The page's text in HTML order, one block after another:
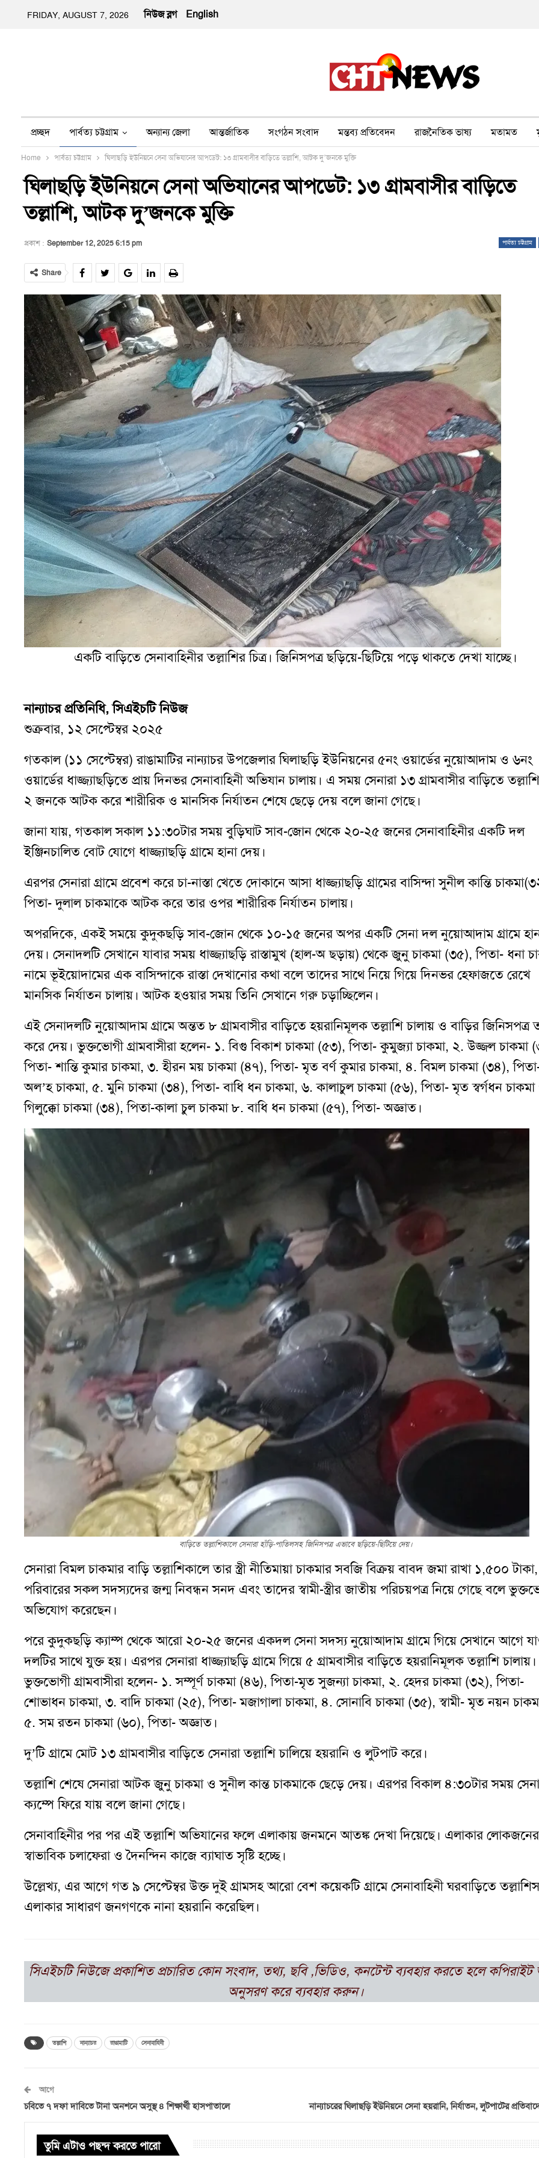
FRIDAY, AUGUST 7, 2026 নিউজ ব্লগ English
প্রচ্ছদ পার্বত্য চট্টগ্রাম অন্যান্য জেলা আন্তর্জাতিক সংগঠন সংবাদ মন্তব্য প্রতিবেদন রাজনৈতিক ভাষ্য মতামত
অন্য মিডিয়া ইতিহাস জীবন-যাপন তথ্য প্রযুক্তি নারীর ওপর সহিংসতা বন, পরিবেশ, পর্যটন
Home পার্বত্য চট্টগ্রাম ঘিলাছড়ি ইউনিয়নে সেনা অভিযানের আপডেট: ১৩ গ্রামবাসীর বাড়িতে তল্লাশি, আটক দু’জনকে মুক্তি
ঘিলাছড়ি ইউনিয়নে সেনা অভিযানের আপডেট: ১৩ গ্রামবাসীর বাড়িতে
তল্লাশি, আটক দু’জনকে মুক্তি
পার্বত্য চট্টগ্রাম
প্রকাশ : September 12, 2025 6:15 pm
Share
একটি বাড়িতে সেনাবাহিনীর তল্লাশির চিত্র। জিনিসপত্র ছড়িয়ে-ছিটিয়ে পড়ে থাকতে দেখা যাচ্ছে।
নান্যাচর প্রতিনিধি, সিএইচটি নিউজ
শুক্রবার, ১২ সেপ্টেম্বর ২০২৫
গতকাল (১১ সেপ্টেম্বর) রাঙামাটির নান্যাচর উপজেলার ঘিলাছড়ি ইউনিয়নের ৫নং ওয়ার্ডের নুয়োআদাম ও ৬নং
ওয়ার্ডের ধাজ্জ্যাছড়িতে প্রায় দিনভর সেনাবাহিনী অভিযান চালায়। এ সময় সেনারা ১৩ গ্রামবাসীর বাড়িতে
২ জনকে আটক করে শারীরিক ও মানসিক নির্যাতন শেষে ছেড়ে দেয় বলে জানা গেছে।
জানা যায়, গতকাল সকাল ১১:৩০টার সময় বুড়িঘাট সাব-জোন থেকে ২০-২৫ জনের সেনাবাহিনীর একটি দল
ইঞ্জিনচালিত বোট যোগে ধাজ্জ্যাছড়ি গ্রামে হানা দেয়।
এরপর সেনারা গ্রামে প্রবেশ করে চা-নাস্তা খেতে দোকানে আসা ধাজ্জ্যাছড়ি গ্রামের বাসিন্দা সুনীল কান্তি
পিতা- দুলাল চাকমাকে আটক করে তার ওপর শারীরিক নির্যাতন চালায়।
অপরদিকে, একই সময়ে কুদুকছড়ি সাব-জোন থেকে ১০-১৫ জনের অপর একটি সেনা দল নুয়োআদাম গ্রামে
দেয়। সেনাদলটি সেখানে যাবার সময় ধাজ্জ্যাছড়ি রাস্তামুখ (হাল-অ ছড়ায়) থেকে জুনু চাকমা (৩৫), পিতা- ধনা
নামে ভূইয়োদামের এক বাসিন্দাকে রাস্তা দেখানোর কথা বলে তাদের সাথে নিয়ে গিয়ে দিনভর হেফাজতে রেখে
মানসিক নির্যাতন চালায়। আটক হওয়ার সময় তিনি সেখানে গরু চড়াচ্ছিলেন।
এই সেনাদলটি নুয়োআদাম গ্রামে অন্তত ৮ গ্রামবাসীর বাড়িতে হয়রানিমূলক তল্লাশি চালায় ও বাড়ির জিনিসপত্র
করে দেয়। ভুক্তভোগী গ্রামবাসীরা হলেন- ১. বিগু বিকাশ চাকমা (৫৩), পিতা- কুমুজ্যা চাকমা, ২. উজ্জল চাকমা
পিতা- শান্তি কুমার চাকমা, ৩. হীরন ময় চাকমা (৪৭), পিতা- মৃত বর্ণ কুমার চাকমা, ৪. বিমল চাকমা (৩৪),
অল’হ চাকমা, ৫. মুনি চাকমা (৩৪), পিতা- বাধি ধন চাকমা, ৬. কালাচুল চাকমা (৫৬), পিতা- মৃত স্বর্গধন
গিলুক্কো চাকমা (৩৪), পিতা-কালা চুল চাকমা ৮. বাধি ধন চাকমা (৫৭), পিতা- অজ্ঞাত।
বাড়িতে তল্লাশিকালে সেনারা হাঁড়ি-পাতিলসহ জিনিসপত্র এভাবে ছড়িয়ে-ছিটিয়ে দেয়।
সেনারা বিমল চাকমার বাড়ি তল্লাশিকালে তার স্ত্রী নীতিমায়া চাকমার সবজি বিক্রয় বাবদ জমা রাখা ১,৫০০ টাকা,
পরিবারের সকল সদস্যদের জন্ম নিবন্ধন সনদ এবং তাদের স্বামী-স্ত্রীর জাতীয় পরিচয়পত্র নিয়ে গেছে বলে
অভিযোগ করেছেন।
পরে কুদুকছড়ি ক্যাম্প থেকে আরো ২০-২৫ জনের একদল সেনা সদস্য নুয়োআদাম গ্রামে গিয়ে সেখানে আগে
দলটির সাথে যুক্ত হয়। এরপর সেনারা ধাজ্জ্যাছড়ি গ্রামে গিয়ে ৫ গ্রামবাসীর বাড়িতে হয়রানিমূলক তল্লাশি চালায়।
ভুক্তভোগী গ্রামবাসীরা হলেন- ১. সম্পূর্ণ চাকমা (৪৬), পিতা-মৃত সুজন্যা চাকমা, ২. হেদর চাকমা (৩২), পিতা-
শোভাধন চাকমা, ৩. বাদি চাকমা (২৫), পিতা- মজাগালা চাকমা, ৪. সোনাবি চাকমা (৩৫), স্বামী- মৃত নয়ন
৫. সম রতন চাকমা (৬০), পিতা- অজ্ঞাত।
দু’টি গ্রামে মোট ১৩ গ্রামবাসীর বাড়িতে সেনারা তল্লাশি চালিয়ে হয়রানি ও লুটপাট করে।
তল্লাশি শেষে সেনারা আটক জুনু চাকমা ও সুনীল কান্ত চাকমাকে ছেড়ে দেয়। এরপর বিকাল ৪:৩০টার সময়
ক্যম্পে ফিরে যায় বলে জানা গেছে।
সেনাবাহিনীর পর পর এই তল্লাশি অভিযানের ফলে এলাকায় জনমনে আতঙ্ক দেখা দিয়েছে। এলাকার লোকজনের
স্বাভাবিক চলাফেরা ও দৈনন্দিন কাজে ব্যাঘাত সৃষ্টি হচ্ছে।
উল্লেখ্য, এর আগে গত ৯ সেপ্টেম্বর উক্ত দুই গ্রামসহ আরো বেশ কয়েকটি গ্রামে সেনাবাহিনী ঘরবাড়িতে
এলাকার সাধারণ জনগণকে নানা হয়রানি করেছিল।
সিএইচটি নিউজে প্রকাশিত প্রচারিত কোন সংবাদ, তথ্য, ছবি ,ভিডিও, কনটেন্ট ব্যবহার করতে হলে
অনুসরণ করে ব্যবহার করুন।
তল্লাশি নান্যাচর রাঙামাটি সেনাবাহিনী
আগে
চবিতে ৭ দফা দাবিতে টানা অনশনে অসুস্থ ৪ শিক্ষার্থী হাসপাতালে নান্যাচরের ঘিলাছড়ি ইউনিয়নে সেনা হয়রানি, নির্যাতন, লুটপাটের
তুমি এটাও পছন্দ করতে পারো